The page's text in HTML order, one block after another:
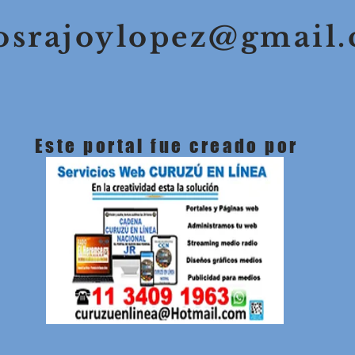
Este portal fue creado por